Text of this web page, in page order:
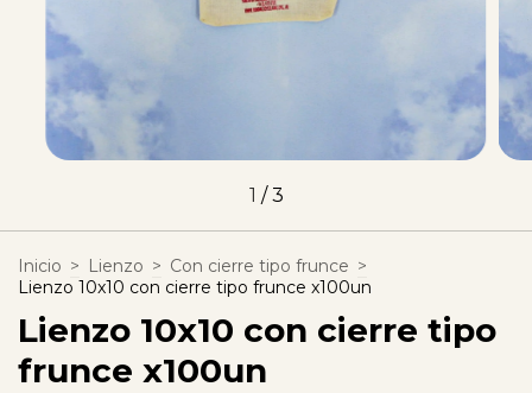
1 /3
Inicio > Lienzo > Con cierre tipo frunce >
Lienzo 10x10 con cierre tipo frunce x100un
Lienzo 10x10 con cierre tipo
frunce x100un